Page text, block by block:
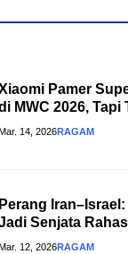
Pamer
MWC 2026, Tapi
14, 2026RAGAM
Perang
Senjata
12, 2026RAGAM